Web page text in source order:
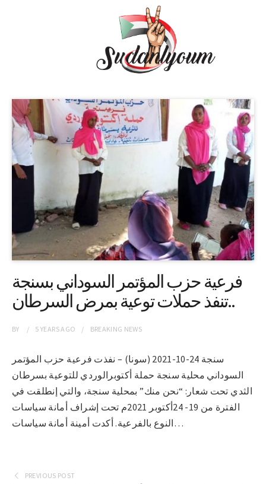
فرعية حزب المؤتمر السوداني بسنجة
تنفذ حملات توعية بمرض السرطان..
BY 5 YEARSAGO BREAKING NEWS
سنجة 24-10-2021 (سونا) – نفذت فرعية حزب المؤتمر
السوداني محلية سنجة حملة أكتوبرالوردي للتوعية بسرطان
الثدي تحت شعار: “نحن منك” بمحلية سنجة، والتي إنطلقت في
الفترة من 19- 24أكتوبر 2021م تحت إشراف أمانة سياسات
النوع بالفرعية. أكدت أمينة أمانة سياسات…
PREVIOUS POST